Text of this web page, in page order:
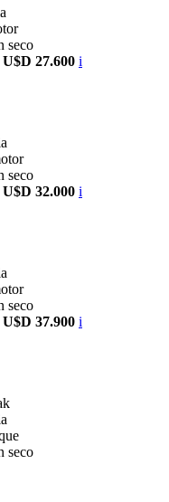
seco
27.600 i
seco
32.000 i
seco
37.900 i
seco